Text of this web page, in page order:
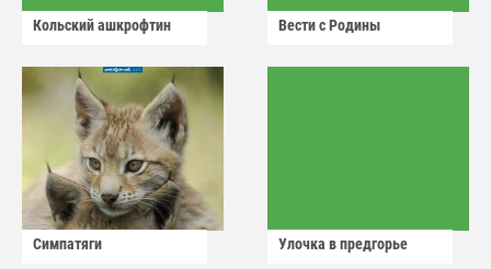
Кольский ашкрофтин Вести с Родины
Симпатяги Улочка в предгорье